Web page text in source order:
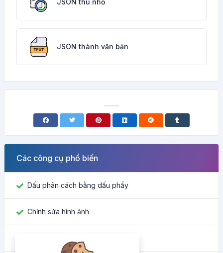
JSON thu nhỏ
JSON thành văn bản
Các công cụ phổ biến
Dấu phân cách bằng dấu phẩy
Chỉnh sửa hình ảnh